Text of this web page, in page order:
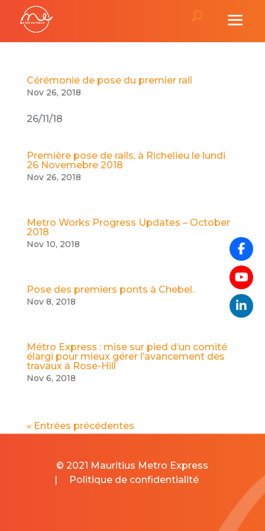
Cérémonie de pose du premier rail
Nov 26, 2018
26/11/18
Première pose de rails, à Richelieu le lundi
26 Novemebre 2018
Nov 26, 2018
Metro Works Progress Updates – October
2018
Nov 10, 2018
Pose des premiers ponts à Chebel.
Nov 8, 2018
Métro Express : mise sur pied d’un comité
élargi pour mieux gérer l’avancement des
travaux à Rose-Hill
Nov 6, 2018
« Entrées précédentes
© 2021 Mauritius Metro Express
|
Politique de confidentialité